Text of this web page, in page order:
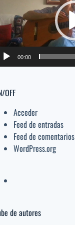
00:00
OFF
Acceder
Feed de entradas
Feed de comentarios
WordPress.org
de autores